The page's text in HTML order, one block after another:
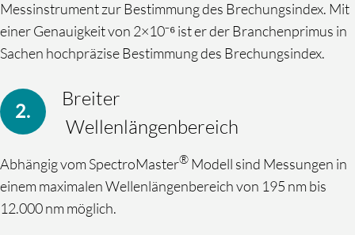
Messinstrument zur Bestimmung des Brechungsindex. Mit
einer Genauigkeit von 2×10⁻⁶ ist er der Branchenprimus in
Sachen hochpräzise Bestimmung des Brechungsindex.
Breiter
Wellenlängenbereich
Abhängig vom SpectroMaster® Modell sind Messungen in
einem maximalen Wellenlängenbereich von 195 nm bis
12.000 nm möglich.